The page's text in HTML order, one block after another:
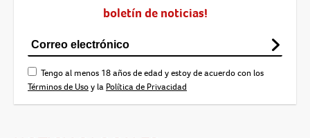
boletín de noticias!
Tengo al menos 18 años de edad y estoy de acuerdo con los
Términos de Usoy la Política de Privacidad